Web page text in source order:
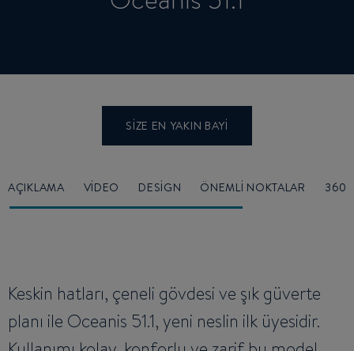
SIZE EN YAKIN BAYI
AÇIKLAMA VIDEO DESIGN ÖNEMLI NOKTALAR 360°
Keskin hatları, çeneli gövdesi ve şık güverte
planı ile Oceanis 51.1, yeni neslin ilk üyesidir.